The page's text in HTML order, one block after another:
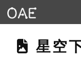
THIS
星空